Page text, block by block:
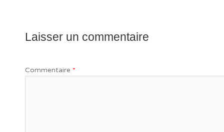
Laisser un commentaire
Commentaire *